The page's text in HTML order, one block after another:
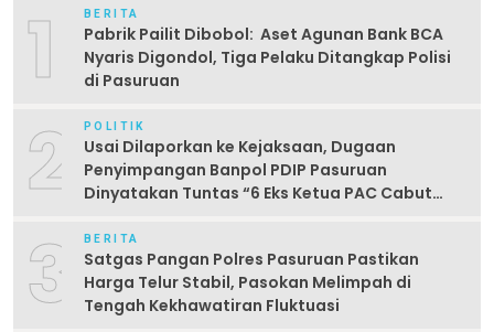
1 BERITA
Pabrik Pailit Dibobol: Aset Agunan Bank BCA
Nyaris Digondol, Tiga Pelaku Ditangkap Polisi
di Pasuruan
2 POLITIK
Usai Dilaporkan ke Kejaksaan, Dugaan
Penyimpangan Banpol PDIP Pasuruan
Dinyatakan Tuntas “6 Eks Ketua PAC Cabut
3 BERITA
Satgas Pangan Polres Pasuruan Pastikan
Harga Telur Stabil, Pasokan Melimpah di
Tengah Kekhawatiran Fluktuasi